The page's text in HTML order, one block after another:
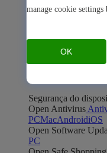
Avira Free
Nossa solução
Segurança do
Open Antivirus
PCMacAndroidiOS
Open Software
PC
manage cookie settings
OK